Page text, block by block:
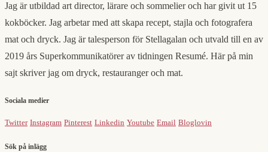
Jag är utbildad art director, lärare och sommelier och har givit ut 15
kokböcker. Jag arbetar med att skapa recept, stajla och fotografera
mat och dryck. Jag är talesperson för Stellagalan och utvald till en av
2019 års Superkommunikatörer av tidningen Resumé. Här på min
sajt skriver jag om dryck, restauranger och mat.
Sociala medier
Twitter Instagram Pinterest Linkedin Youtube Email Bloglovin
Sök på inlägg